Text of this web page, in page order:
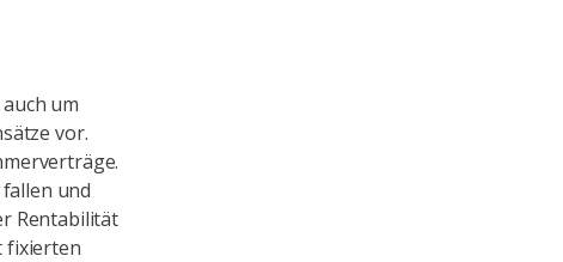
um
vor.
und
Rentabilität
fixierten